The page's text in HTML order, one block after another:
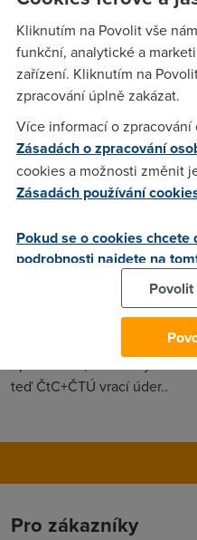
zdravim vsechny, jsem si
http://www.lupa.cz/
tom poradne vyznat..tak
otazkama.. 1) adsl pres
pasmo??
Anonym(17.5.2005 00:53:51)
1) žádný, respektive mírná
propojení (vydal je ČTÚ) byly
velkoobchodní nabídka. V
výhodné nejsou navíc 2) se
za nadhovorové pásmo,
výhodnější. Celé to vlastně
teď ČtC+ČTÚ vrací úder..
Pro zákazníky
Kliknutím na Povolit vše
funkční, analytické a
zařízení. Kliknutím na
zpracování úplně zakázat.
Více informací o
Zásadách o zpracování
cookies a možnosti změnit
Zásadách používání
Pokud se o cookies chcete
podrobnosti najdete na